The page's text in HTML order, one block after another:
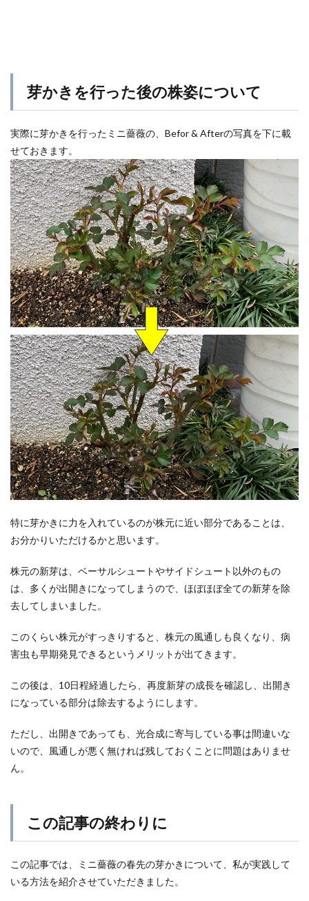
芽かきを行った後の株姿について
実際に芽かきを行ったミニ薔薇の、Befor & Afterの写真を下に載
せておきます。
特に芽かきに力を入れているのが株元に近い部分であることは、
お分かりいただけるかと思います。
株元の新芽は、ベーサルシュートやサイドシュート以外のもの
は、多くが出開きになってしまうので、ほぼほぼ全ての新芽を除
去してしまいました。
このくらい株元がすっきりすると、株元の風通しも良くなり、病
害虫も早期発見できるというメリットが出てきます。
この後は、10日程経過したら、再度新芽の成長を確認し、出開き
になっている部分は除去するようにします。
ただし、出開きであっても、光合成に寄与している事は間違いな
いので、風通しが悪く無ければ残しておくことに問題はありませ
ん。
この記事の終わりに
この記事では、ミニ薔薇の春先の芽かきについて、私が実践して
いる方法を紹介させていただきました。